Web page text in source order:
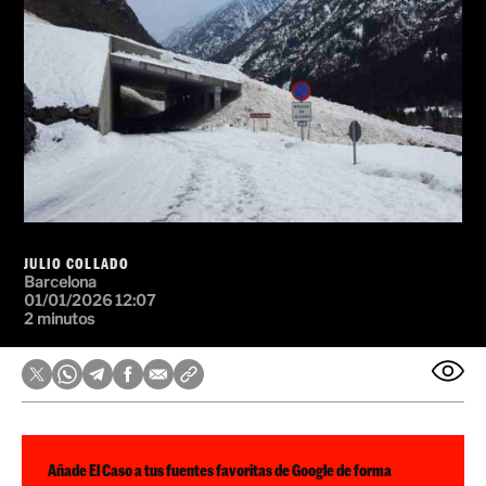
JULIO COLLADO
Barcelona
01/01/2026 12:07
2 minutos
Añade El Caso a tus fuentes favoritas de Google de forma